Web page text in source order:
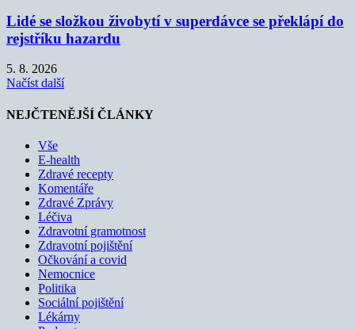
Lidé se složkou živobytí v superdávce se překlápí do
rejstříku hazardu
5. 8. 2026
Načíst další
NEJČTENĚJŠÍ ČLÁNKY
Vše
E-health
Zdravé recepty
Komentáře
Zdravé Zprávy
Léčiva
Zdravotní gramotnost
Zdravotní pojištění
Očkování a covid
Nemocnice
Politika
Sociální pojištění
Lékárny